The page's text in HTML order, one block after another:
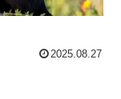
2025.08.27